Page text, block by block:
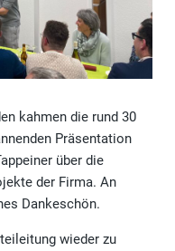
kahmen die rund 30
Präsentation
über die
der Firma. An
Dankeschön.
wieder zu